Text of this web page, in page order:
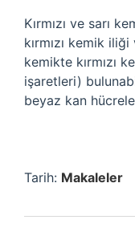
Kırmızı ve sarı
kırmızı kemik
kemikte kırmızı
işaretleri)
beyaz kan
Tarih: Makaleler